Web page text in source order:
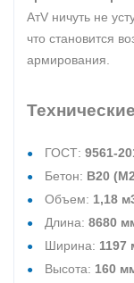
АтV ничуть не
что становится
армирования.
ГОСТ: 9561-
Бетон: В20
Объем: 1,18
Длина: 8680
Ширина: 1197
Высота: 160